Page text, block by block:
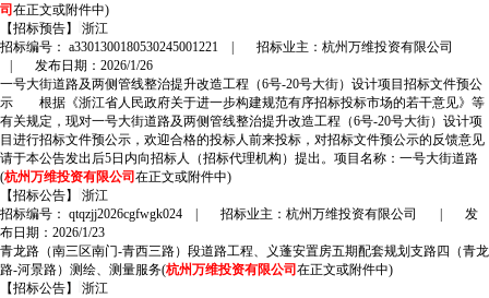
司 在正文或附件中)
【招标预告】
浙江
招标编号： a3301300180530245001221
招标业主：杭州万维投资有限公司
发布日期：2026/1/26
一号大街道路及两侧管线整治提升改造工程（6号-20号大街）设计项目招标文件预公
示 根据《浙江省人民政府关于进一步构建规范有序招标投标市场的若干意见》等
有关规定，现对一号大街道路及两侧管线整治提升改造工程（6号-20号大街）设计项
目进行招标文件预公示，欢迎合格的投标人前来投标，对招标文件预公示的反馈意见
请于本公告发出后5日内向招标人（招标代理机构）提出。项目名称：一号大街道路
(杭州万维投资有限公司 在正文或附件中)
【招标公告】
浙江
招标编号： qtqzjj2026cgfwgk024
招标业主：杭州万维投资有限公司
发
布日期：2026/1/23
青龙路（南三区南门-青西三路）段道路工程、义蓬安置房五期配套规划支路四（青龙
路-河景路）测绘、测量服务(杭州万维投资有限公司 在正文或附件中)
【招标公告】
浙江